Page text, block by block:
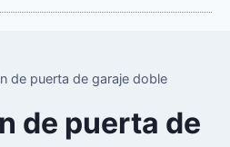
de puerta de garaje doble
de puerta de